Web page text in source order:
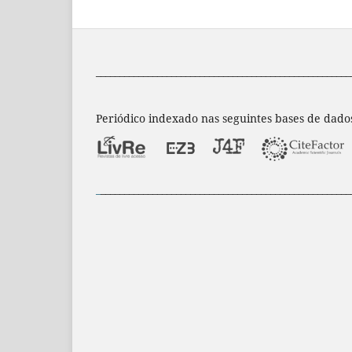
Periódico indexado nas seguintes bases de